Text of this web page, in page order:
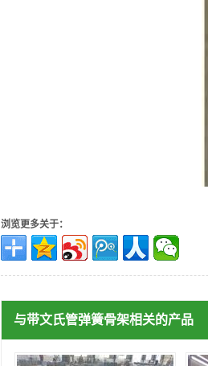
浏览更多关于：
与带文氏管弹簧骨架相关的产品